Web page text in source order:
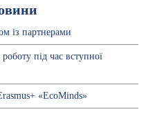
із партнерами
під час вступної
«EcoMinds»